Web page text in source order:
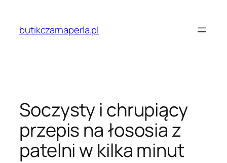
treścibutikczarnaperla.pl
Soczysty i chrupiący
przepis na łososia z
patelni w kilka minut